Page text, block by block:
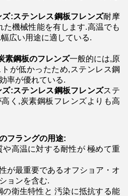
:ステンレス鋼板フレンズ耐摩
た機械性能を有します.高温でも
広い用途に適している.
素鋼板のフレンズ一般的には,原
が低かったため,ステンレス鋼
率が優れている.
:ステンレス鋼板フレンズステ
く,炭素鋼板フレンズよりも高
フラングの用途:
や高温に対する耐性が 極めて重
が最重要であるオフショア・オ
ョンを含む.
の衛生特性と 汚染に抵抗する能